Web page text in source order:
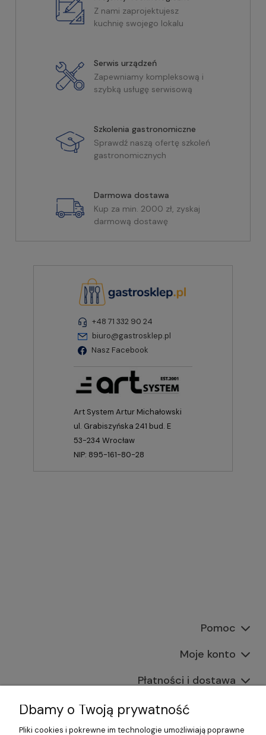
Z nami zaprojektujesz
kuchnię swojego lokalu
Serwis urządzeń
Zapewniamy kompleksową i
szybką usługę serwisową
Szkolenia gastronomiczne
Sprawdź naszą ofertę szkoleń
gastronomicznych
Darmowa dostawa
Kup za min. 2000 zł, zyskaj
darmową dostawę
+48 71 332 90 24
biuro@gastrosklep.pl
Nasz Facebook
Art System Artur Michałowski
ul. Grabiszyńska 241 bud. E
53-234 Wrocław
NIP: 895-161-80-28
Pomoc
Moje konto
Płatności i dostawa
Informacje
Dbamy o Twoją prywatność
Pliki cookies i pokrewne im technologie umożliwiają poprawne